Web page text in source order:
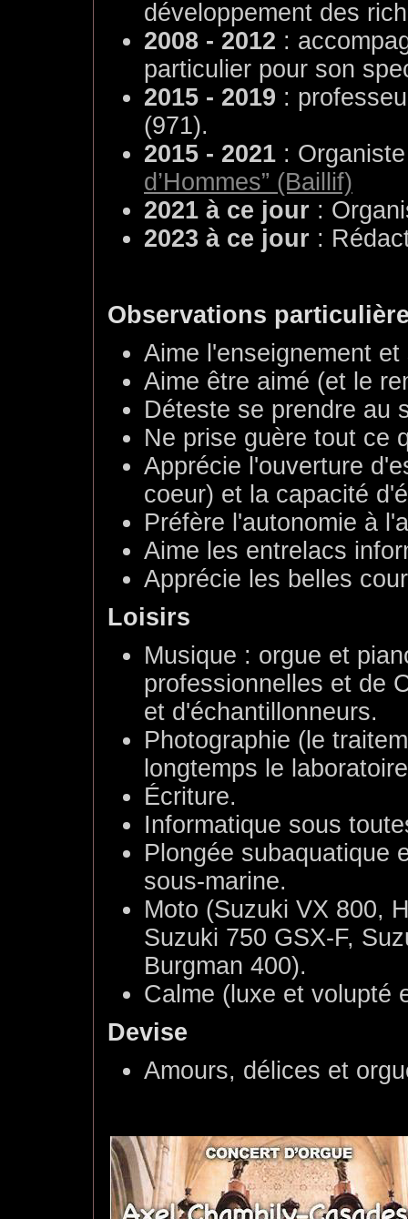
développement des
2008 - 2012 :
particulier pour son
2015 - 2019 :
(971).
2015 - 2021 :
d’Hommes” (Baillif)
2021 à ce jour :
2023 à ce jour :
Observations
Aime l'enseignement
Aime être aimé (et le
Déteste se prendre au
Ne prise guère tout ce
Apprécie l'ouverture
coeur) et la capacité
Préfère l'autonomie à
Aime les entrelacs
Apprécie les belles
Loisirs
Musique : orgue et
professionnelles et de
et d'échantillonneurs.
Photographie (le
longtemps le
Écriture.
Informatique sous
Plongée subaquatique
sous-marine.
Moto (Suzuki VX 800,
Suzuki 750 GSX-F,
Burgman 400).
Calme (luxe et volupté
Devise
Amours, délices et